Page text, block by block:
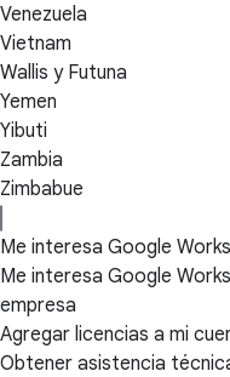
Venezuela
Vietnam
Wallis y Futuna
Yemen
Yibuti
Zambia
Zimbabue
Me interesa Google
Me interesa Google
empresa
Agregar licencias a mi
Obtener asistencia